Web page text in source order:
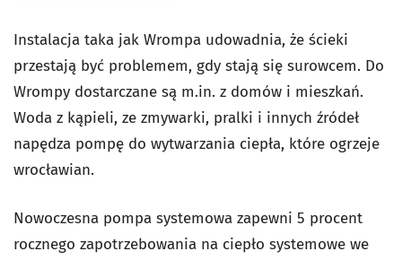
Instalacja taka jak Wrompa udowadnia, że ścieki
przestają być problemem, gdy stają się surowcem. Do
Wrompy dostarczane są m.in. z domów i mieszkań.
Woda z kąpieli, ze zmywarki, pralki i innych źródeł
napędza pompę do wytwarzania ciepła, które ogrzeje
wrocławian.
Nowoczesna pompa systemowa zapewni 5 procent
rocznego zapotrzebowania na ciepło systemowe we